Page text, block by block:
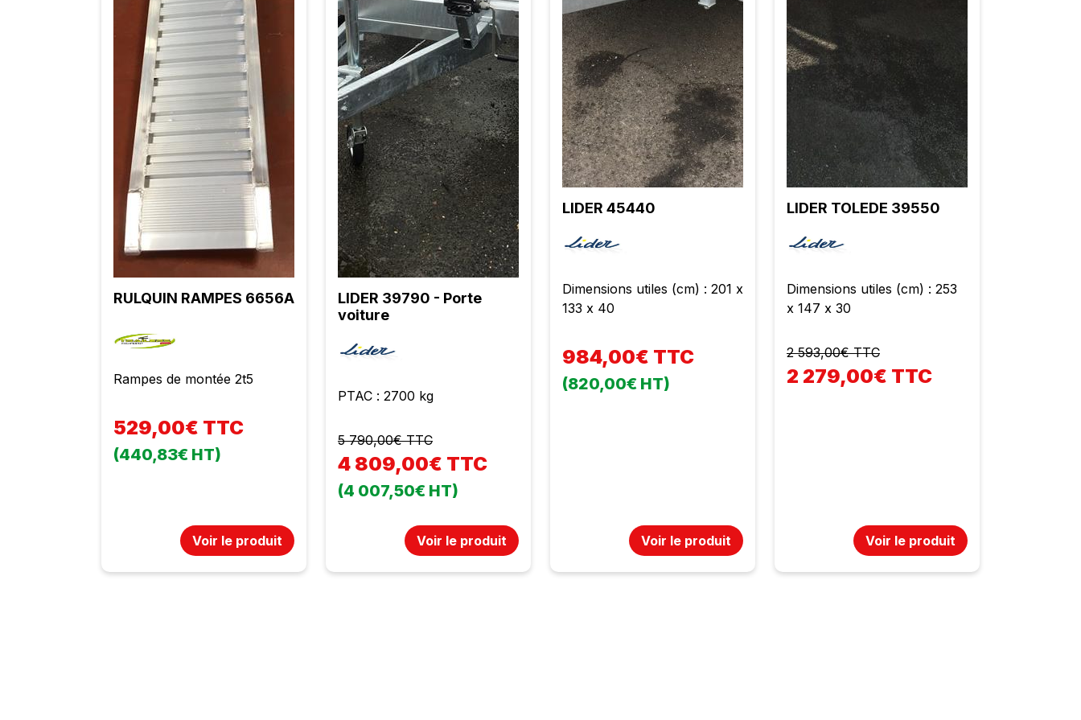
RULQUIN RAMPES 6656A
Rampes de montée 2t5
529,00€ TTC
(440,83€ HT)
Voir le produit
LIDER 39790 - Porte
voiture
PTAC : 2700 kg
5 790,00€ TTC
4 809,00€ TTC
(4 007,50€ HT)
Voir le produit
LIDER 45440
Dimensions utiles (cm) : 201 x
133 x 40
984,00€ TTC
(820,00€ HT)
Voir le produit
LIDER TOLEDE 39550
Dimensions utiles (cm) : 253
x 147 x 30
2 593,00€ TTC
2 279,00€ TTC
Voir le produit